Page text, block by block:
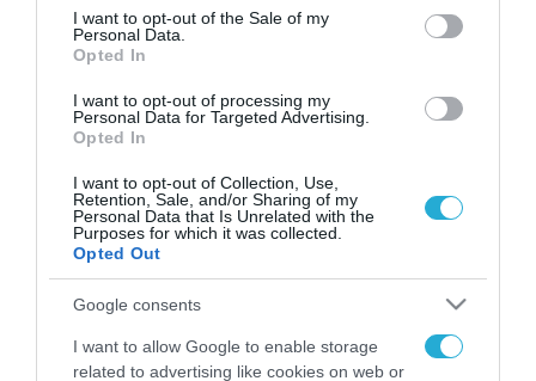
consent section.
I want to opt-out of the Sale of my
Personal Data.
Opted In
I want to opt-out of processing my
Personal Data for Targeted Advertising.
Opted In
I want to opt-out of Collection, Use,
Retention, Sale, and/or Sharing of my
Personal Data that Is Unrelated with the
Purposes for which it was collected.
Opted Out
Google consents
I want to allow Google to enable storage
related to advertising like cookies on web or
16.06.2025 | 21:38
Αμπάς Αραγτσί: «Οι εγκληματίες πολέμου
που κρύβονται σε καταφύγια στο Τελ Αβίβ
δεν θα μείνουν ατιμώρητοι»
για να φιμωθεί κάποιος σαν τον Νετανιάχου»,
υποστήριξε ο ΥΠΕΞ Ιράν
FOCUS ON